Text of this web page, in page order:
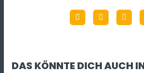
DAS KÖNNTE DICH AUCH